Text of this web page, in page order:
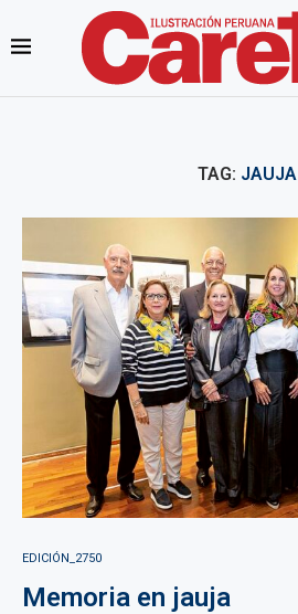
TAG: JAUJA
EDICIÓN_2750
Memoria en jauja